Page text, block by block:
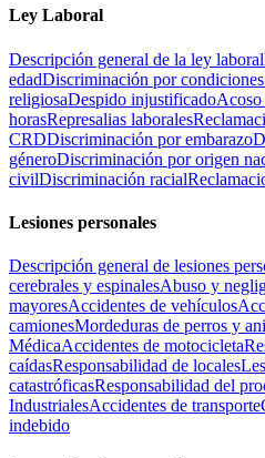
Ley Laboral
Descripción general de la ley laboral
edadDiscriminación por
religiosaDespido injustificadoAcoso
horasRepresalias laborales
CRDDiscriminación por embarazo
géneroDiscriminación por origen
civilDiscriminación racial
Lesiones personales
Descripción general de lesiones
cerebrales y espinalesAbuso y
mayoresAccidentes de vehículos
camionesMordeduras de perros y
MédicaAccidentes de motocicleta
caídasResponsabilidad de locales
catastróficasResponsabilidad del
IndustrialesAccidentes de transporte
indebido